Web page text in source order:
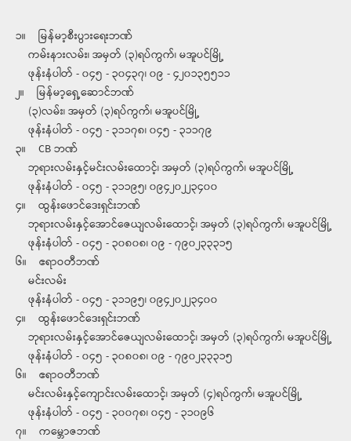
၁။ မြန်မာ့စီးပွားရေးဘဏ်
ကမ်းနားလမ်း၊ အမှတ် (၃)ရပ်ကွက်၊ မအူပင်မြို့
ဖုန်းနံပါတ် - ၀၄၅ - ၃၀၄၃၇၊ ၀၉ - ၄၂၀၁၃၅၅၁၁
၂။ မြန်မာ့ရှေ့ဆောင်ဘဏ်
(၃)လမ်း၊ အမှတ် (၃)ရပ်ကွက်၊ မအူပင်မြို့
ဖုန်းနံပါတ် - ၀၄၅ - ၃၁၁၇၈၊ ၀၄၅ - ၃၁၁၇၉
၃။ CB ဘဏ်
ဘုရားလမ်းနှင့်မင်းလမ်းထောင့်၊ အမှတ် (၃)ရပ်ကွက်၊ မအူပင်မြို့
ဖုန်းနံပါတ် - ၀၄၅ - ၃၁၁၉၅၊ ၀၉၄၂၀၂၂၃၄၀၀
၄။ ထွန်းဖောင်ဒေးရှင်းဘဏ်
ဘုရားလမ်းနှင့်အောင်ဇေယျလမ်းထောင့်၊ အမှတ် (၃)ရပ်ကွက်၊ မအူပင်မြို့
ဖုန်းနံပါတ် - ၀၄၅ - ၃၀၈၀၈၊ ၀၉ - ၇၉၀၂၃၃၃၁၅
၆။ ဧရာဝတီဘဏ်
မင်းလမ်း
ဖုန်းနံပါတ် - ၀၄၅ - ၃၁၁၉၅၊ ၀၉၄၂၀၂၂၃၄၀၀
၄။ ထွန်းဖောင်ဒေးရှင်းဘဏ်
ဘုရားလမ်းနှင့်အောင်ဇေယျလမ်းထောင့်၊ အမှတ် (၃)ရပ်ကွက်၊ မအူပင်မြို့
ဖုန်းနံပါတ် - ၀၄၅ - ၃၀၈၀၈၊ ၀၉ - ၇၉၀၂၃၃၃၁၅
၆။ ဧရာဝတီဘဏ်
မင်းလမ်းနှင့်ကျောင်းလမ်းထောင့်၊ အမှတ် (၄)ရပ်ကွက်၊ မအူပင်မြို့
ဖုန်းနံပါတ် - ၀၄၅ - ၃၀၀၇၈၊ ၀၄၅ - ၃၁၀၉၆
၇။ ကမ္ဘောဇဘဏ်